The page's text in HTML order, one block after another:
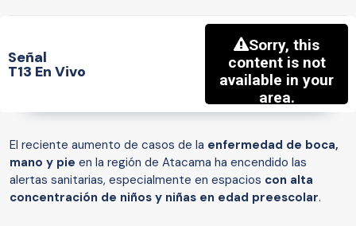
Señal
T13 En Vivo
El reciente aumento de casos de la enfermedad de boca,
mano y pie en la región de Atacama ha encendido las
alertas sanitarias, especialmente en espacios con alta
concentración de niños y niñas en edad preescolar.